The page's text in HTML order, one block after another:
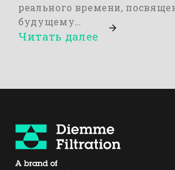
реального времени,
будущему…
Читать далее